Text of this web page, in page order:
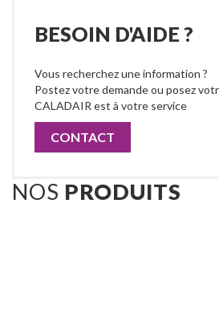
BESOIN D'AIDE ?
Vous recherchez une information ?
Postez votre demande ou posez
CALADAIR est à votre service
CONTACT
NOS PRODUITS